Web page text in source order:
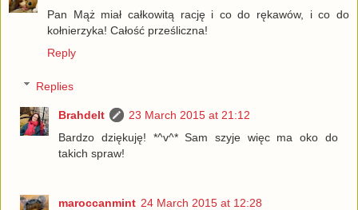
Pan Mąż miał całkowitą rację i co do rękawów, i co do
kołnierzyka! Całość prześliczna!
Reply
Replies
Brahdelt
23 March 2015 at 21:12
Bardzo dziękuję! *^v^* Sam szyje więc ma oko do
takich spraw!
maroccanmint 24 March 2015 at 12:28